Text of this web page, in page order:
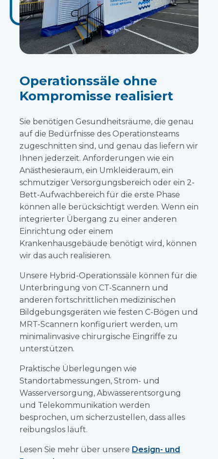
Operationssäle ohne
Kompromisse realisiert
Sie benötigen Gesundheitsräume, die genau
auf die Bedürfnisse des Operationsteams
zugeschnitten sind, und genau das liefern wir
Ihnen jederzeit. Anforderungen wie ein
Anästhesieraum, ein Umkleideraum, ein
schmutziger Versorgungsbereich oder ein 2-
Bett-Aufwachbereich für die erste Phase
können alle berücksichtigt werden. Wenn ein
integrierter Übergang zu einer anderen
Einrichtung oder einem
Krankenhausgebäude benötigt wird, können
wir das auch realisieren.
Unsere Hybrid-Operationssäle können für die
Unterbringung von CT-Scannern und
anderen fortschrittlichen medizinischen
Bildgebungsgeräten wie festen C-Bögen und
MRT-Scannern konfiguriert werden, um
minimalinvasive chirurgische Eingriffe zu
unterstützen.
Praktische Überlegungen wie
Standortabmessungen, Strom- und
Wasserversorgung, Abwasserentsorgung
und Telekommunikation werden
besprochen, um sicherzustellen, dass alles
reibungslos läuft.
Lesen Sie mehr über unsere Design- und